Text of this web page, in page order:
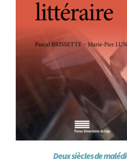
Deux siècles de